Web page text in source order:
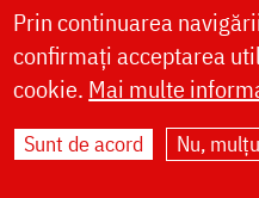
LIVE
Site dezvoltat de
Arhiepiscopia
Prin continuarea
confirmați acceptarea
cookie. Mai multe
Sunt de acord Nu,